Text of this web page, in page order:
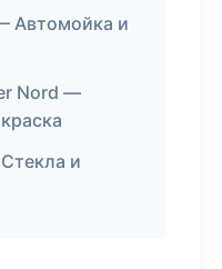
Автомойка и
Nord —
и